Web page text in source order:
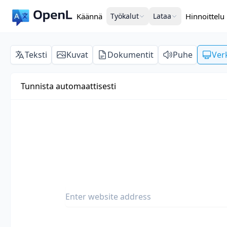
Käännä Työkalut Lataa Hinnoittelu
Teksti Kuvat Dokumentit Puhe
Tunnista automaattisesti